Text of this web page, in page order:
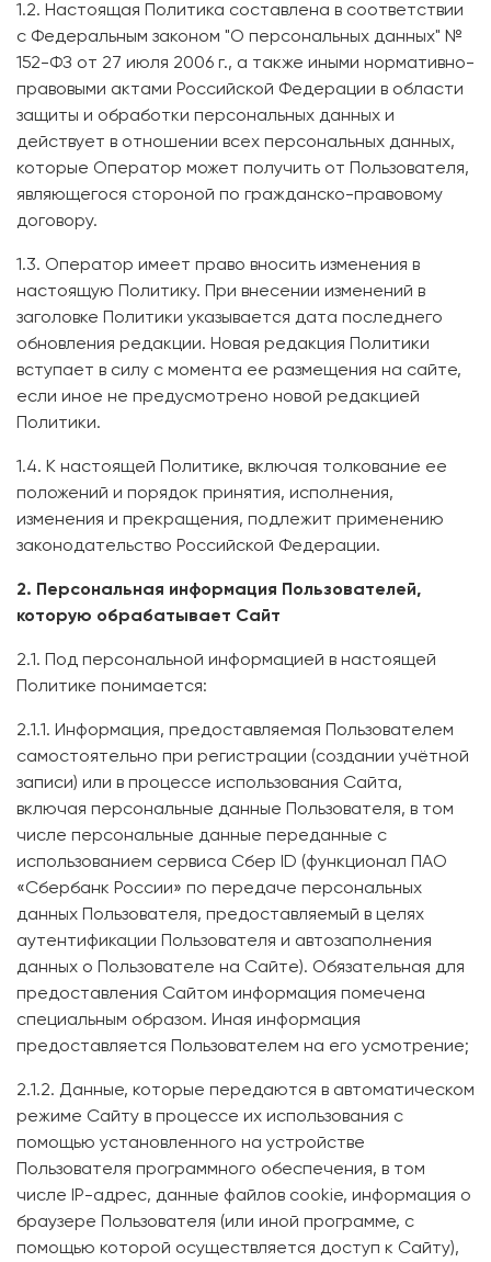
1.2. Настоящая Политика составлена в соответствии
с Федеральным законом "О персональных данных" №
152-ФЗ от 27 июля 2006 г., а также иными нормативно-
правовыми актами Российской Федерации в области
защиты и обработки персональных данных и
действует в отношении всех персональных данных,
которые Оператор может получить от Пользователя,
являющегося стороной по гражданско-правовому
договору.
1.3. Оператор имеет право вносить изменения в
настоящую Политику. При внесении изменений в
заголовке Политики указывается дата последнего
обновления редакции. Новая редакция Политики
вступает в силу с момента ее размещения на сайте,
если иное не предусмотрено новой редакцией
Политики.
1.4. К настоящей Политике, включая толкование ее
положений и порядок принятия, исполнения,
изменения и прекращения, подлежит применению
законодательство Российской Федерации.
2. Персональная информация Пользователей,
которую обрабатывает Сайт
2.1. Под персональной информацией в настоящей
Политике понимается:
2.1.1. Информация, предоставляемая Пользователем
самостоятельно при регистрации (создании учётной
записи) или в процессе использования Сайта,
включая персональные данные Пользователя, в том
числе персональные данные переданные с
использованием сервиса Сбер ID (функционал ПАО
«Сбербанк России» по передаче персональных
данных Пользователя, предоставляемый в целях
аутентификации Пользователя и автозаполнения
данных о Пользователе на Сайте). Обязательная для
предоставления Сайтом информация помечена
специальным образом. Иная информация
предоставляется Пользователем на его усмотрение;
2.1.2. Данные, которые передаются в автоматическом
режиме Сайту в процессе их использования с
помощью установленного на устройстве
Пользователя программного обеспечения, в том
числе IP-адрес, данные файлов cookie, информация о
браузере Пользователя (или иной программе, с
помощью которой осуществляется доступ к Сайту),